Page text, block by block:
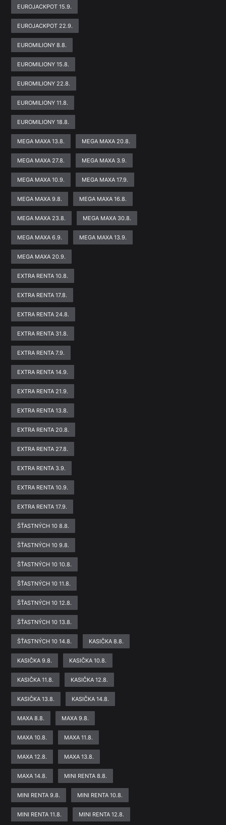
EUROJACKPOT 15.9.
EUROJACKPOT 22.9.
EUROMILIONY 8.8.
EUROMILIONY 15.8.
EUROMILIONY 22.8.
EUROMILIONY 11.8.
EUROMILIONY 18.8.
MEGA MAXA 13.8. MEGA MAXA 20.8.
MEGA MAXA 27.8. MEGA MAXA 3.9.
MEGA MAXA 10.9. MEGA MAXA 17.9.
MEGA MAXA 9.8. MEGA MAXA 16.8.
MEGA MAXA 23.8. MEGA MAXA 30.8.
MEGA MAXA 6.9. MEGA MAXA 13.9.
MEGA MAXA 20.9.
EXTRA RENTA 10.8.
EXTRA RENTA 17.8.
EXTRA RENTA 24.8.
EXTRA RENTA 31.8.
EXTRA RENTA 7.9.
EXTRA RENTA 14.9.
EXTRA RENTA 21.9.
EXTRA RENTA 13.8.
EXTRA RENTA 20.8.
EXTRA RENTA 27.8.
EXTRA RENTA 3.9.
EXTRA RENTA 10.9.
EXTRA RENTA 17.9.
ŠŤASTNÝCH 10 8.8.
ŠŤASTNÝCH 10 9.8.
ŠŤASTNÝCH 10 10.8.
ŠŤASTNÝCH 10 11.8.
ŠŤASTNÝCH 10 12.8.
ŠŤASTNÝCH 10 13.8.
ŠŤASTNÝCH 10 14.8. KASIČKA 8.8.
KASIČKA 9.8. KASIČKA 10.8.
KASIČKA 11.8. KASIČKA 12.8.
KASIČKA 13.8. KASIČKA 14.8.
MAXA 8.8. MAXA 9.8.
MAXA 10.8. MAXA 11.8.
MAXA 12.8. MAXA 13.8.
MAXA 14.8. MINI RENTA 8.8.
MINI RENTA 9.8. MINI RENTA 10.8.
MINI RENTA 11.8. MINI RENTA 12.8.